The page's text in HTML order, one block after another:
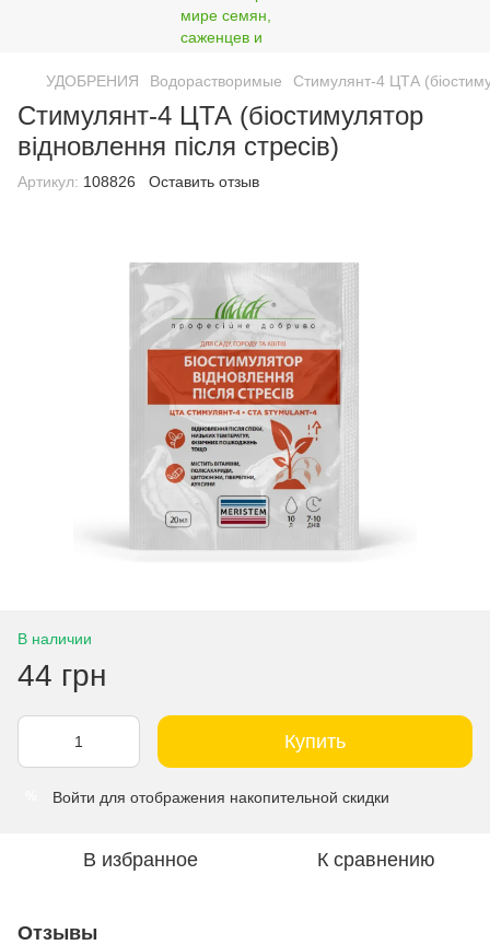
УДОБРЕНИЯ Водорастворимые Стимулянт-4 ЦТА
Стимулянт-4 ЦТА (біостимулятор
відновлення після стресів)
Артикул: 108826 Оставить отзыв
В наличии
44 грн
Купить
Войти для отображения накопительной скидки
В избранное К сравнению
Отзывы